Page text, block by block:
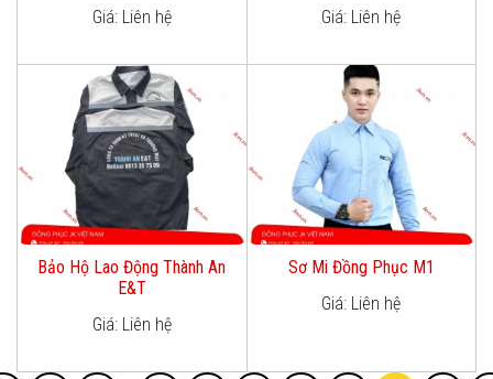
Giá: Liên hệ
Giá: Liên hệ
Bảo Hộ Lao Động Thành An
E&T
Giá: Liên hệ
Sơ Mi Đồng Phục M1
Giá: Liên hệ